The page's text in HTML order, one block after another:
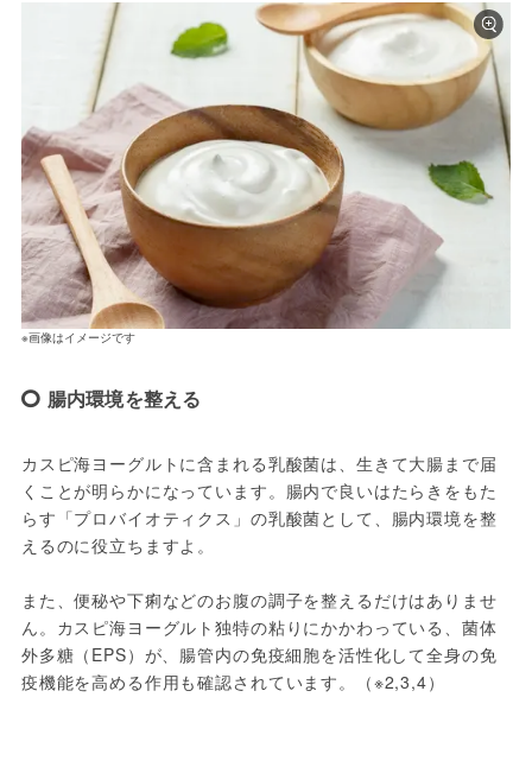
※画像はイメージです
腸内環境を整える
カスピ海ヨーグルトに含まれる乳酸菌は、生きて大腸まで届
くことが明らかになっています。腸内で良いはたらきをもた
らす「プロバイオティクス」の乳酸菌として、腸内環境を整
えるのに役立ちますよ。
また、便秘や下痢などのお腹の調子を整えるだけはありませ
ん。カスピ海ヨーグルト独特の粘りにかかわっている、菌体
外多糖（EPS）が、腸管内の免疫細胞を活性化して全身の免
疫機能を高める作用も確認されています。（※2,3,4）